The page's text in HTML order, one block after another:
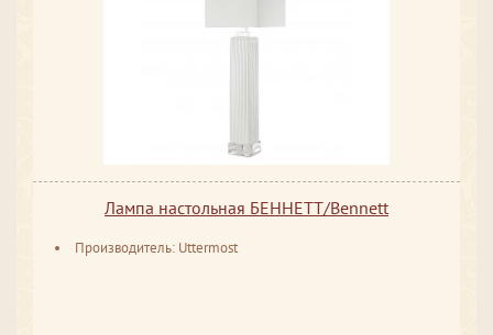
Лампа настольная БЕННЕТТ/Bennett
Производитель: Uttermost